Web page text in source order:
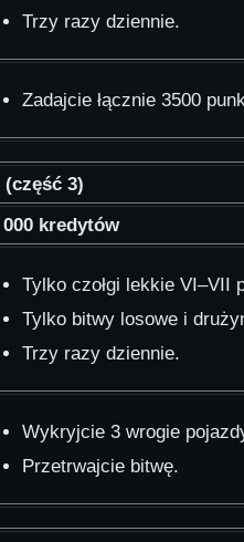
Trzy razy dziennie.
Zadajcie łącznie 3500
3)
000 kredytów
Tylko czołgi lekkie VI–VII
Tylko bitwy losowe i
Trzy razy dziennie.
Wykryjcie 3 wrogie
Przetrwajcie bitwę.